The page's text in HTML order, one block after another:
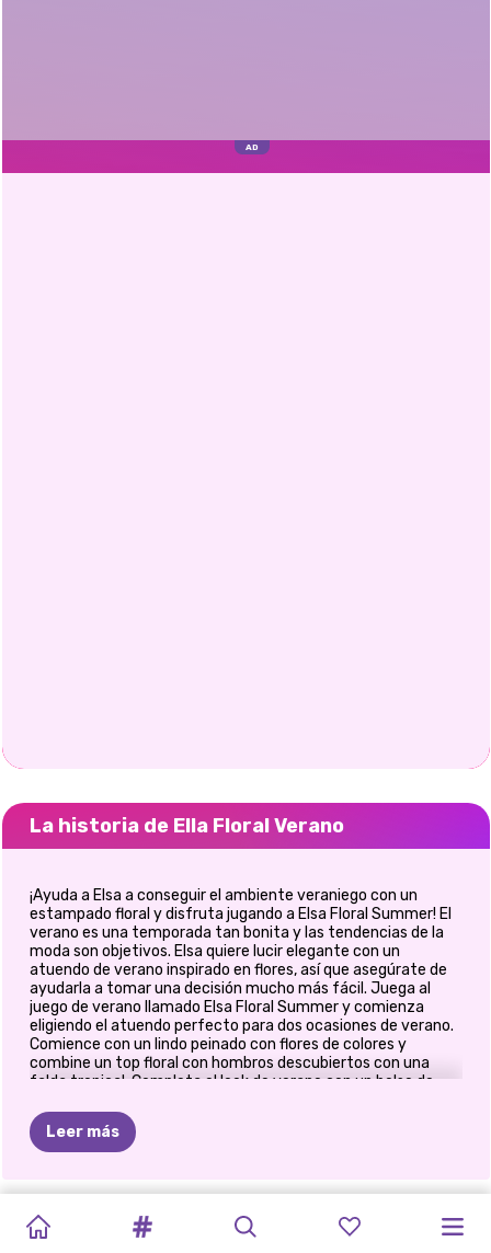
La historia de Ella Floral Verano
¡Ayuda a Elsa a conseguir el ambiente veraniego con un
estampado floral y disfruta jugando a Elsa Floral Summer! El
verano es una temporada tan bonita y las tendencias de la
moda son objetivos. Elsa quiere lucir elegante con un
atuendo de verano inspirado en flores, así que asegúrate de
ayudarla a tomar una decisión mucho más fácil. Juega al
juego de verano llamado Elsa Floral Summer y comienza
eligiendo el atuendo perfecto para dos ocasiones de verano.
Comience con un lindo peinado con flores de colores y
combine un top floral con hombros descubiertos con una
falda tropical. Completa el look de verano con un bolso de
disfruta de unos preciosos vestidos que son perfectos para
el verano. Puedes conseguir un look romántico o de princesa
griega para la linda Elsa. ¡Disfruta de este juego en nuestro
Leer más
#VIDADEPLAYA
FLORALES
ESTÉTICA
DE
DE
CELEBRACIÓN
DE
Y
BLONDIE
BESTIES
DEL
Y
FASHIONISTA